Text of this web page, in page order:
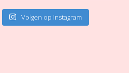
Volgen op Instagram